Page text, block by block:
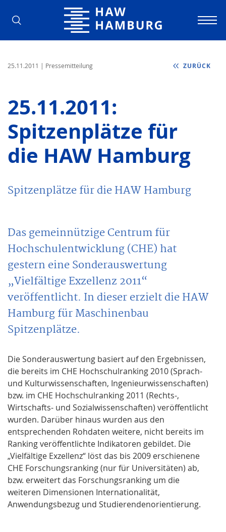
Hochschule für Angewandte
25.11.2011 | Pressemitteilung ZURÜCK
25.11.2011:
Spitzenplätze für
die HAW Hamburg
Spitzenplätze für die HAW Hamburg
Das gemeinnützige Centrum für
Hochschulentwicklung (CHE) hat
gestern eine Sonderauswertung
„Vielfältige Exzellenz 2011“
veröffentlicht. In dieser erzielt die HAW
Hamburg für Maschinenbau
Spitzenplätze.
Die Sonderauswertung basiert auf den Ergebnissen,
die bereits im CHE Hochschulranking 2010 (Sprach-
und Kulturwissenschaften, Ingenieurwissenschaften)
bzw. im CHE Hochschulranking 2011 (Rechts-,
Wirtschafts- und Sozialwissenschaften) veröffentlicht
wurden. Darüber hinaus wurden aus den
entsprechenden Rohdaten weitere, nicht bereits im
Ranking veröffentlichte Indikatoren gebildet. Die
„Vielfältige Exzellenz“ löst das bis 2009 erschienene
CHE Forschungsranking (nur für Universitäten) ab,
bzw. erweitert das Forschungsranking um die
weiteren Dimensionen Internationalität,
Anwendungsbezug und Studierendenorientierung.